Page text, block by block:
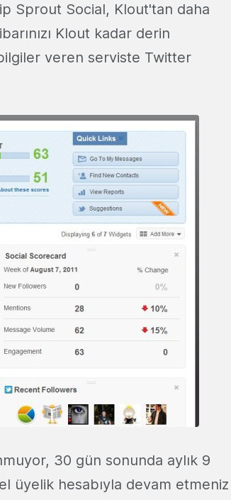
Sprout Social, Klout'tan daha
Klout kadar derin
veren serviste Twitter
30 gün sonunda aylık 9
üyelik hesabıyla devam etmeniz